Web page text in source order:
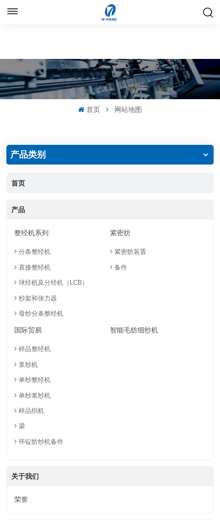
首页 网站地图
产品类别
首页
产品
整经机系列
分条整经机
直接整经机
球经机及分经机（LCB）
纱架和张力器
母纱分条整经机
紧密纺
紧密纺装置
备件
国际贸易
样品整经机
浆纱机
单纱整经机
单纱浆纱机
样品织机
梁
环锭纺纱机备件
智能毛纺细纱机
关于我们
荣誉